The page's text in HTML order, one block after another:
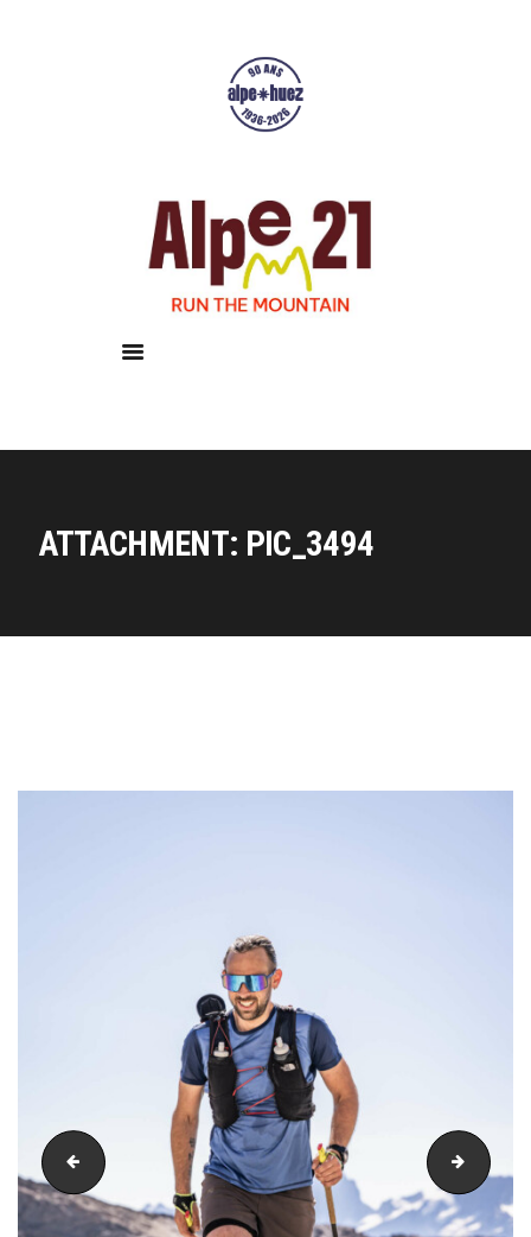
ATTACHMENT: PIC_3494
Résultats
Galerie
Infos pratiques
PIC_3477